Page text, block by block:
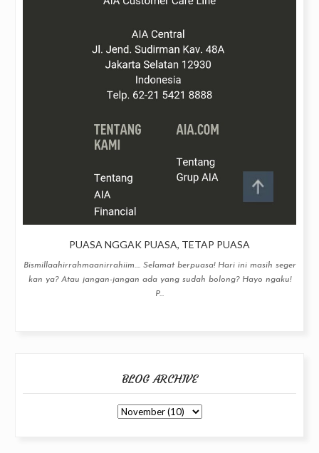
PUASA NGGAK PUASA, TETAP PUASA
Bismillaahirrahmaanirrahiim.... Selamat berpuasa! Hari ini masih seger
kan ya? Atau jangan-jangan ada yang sudah bolong? Hayo ngaku!
P...
BLOG ARCHIVE